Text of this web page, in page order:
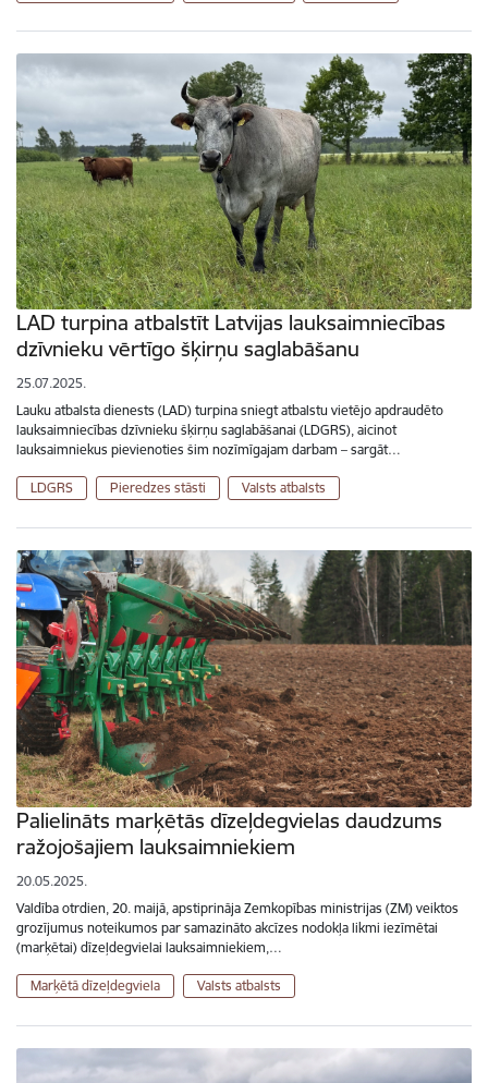
LAD turpina atbalstīt Latvijas lauksaimniecības
dzīvnieku vērtīgo šķirņu saglabāšanu
25.07.2025.
Lauku atbalsta dienests (LAD) turpina sniegt atbalstu vietējo apdraudēto
lauksaimniecības dzīvnieku šķirņu saglabāšanai (LDGRS), aicinot
lauksaimniekus pievienoties šim nozīmīgajam darbam – sargāt…
LDGRS Pieredzes stāsti Valsts atbalsts
Palielināts marķētās dīzeļdegvielas daudzums
ražojošajiem lauksaimniekiem
20.05.2025.
Valdība otrdien, 20. maijā, apstiprināja Zemkopības ministrijas (ZM) veiktos
grozījumus noteikumos par samazināto akcīzes nodokļa likmi iezīmētai
(marķētai) dīzeļdegvielai lauksaimniekiem,…
Marķētā dīzeļdegviela Valsts atbalsts